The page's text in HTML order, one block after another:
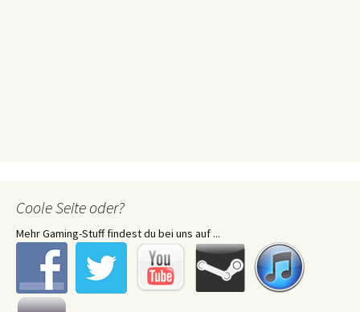
Coole Seite oder?
Mehr Gaming-Stuff findest du bei uns auf ...